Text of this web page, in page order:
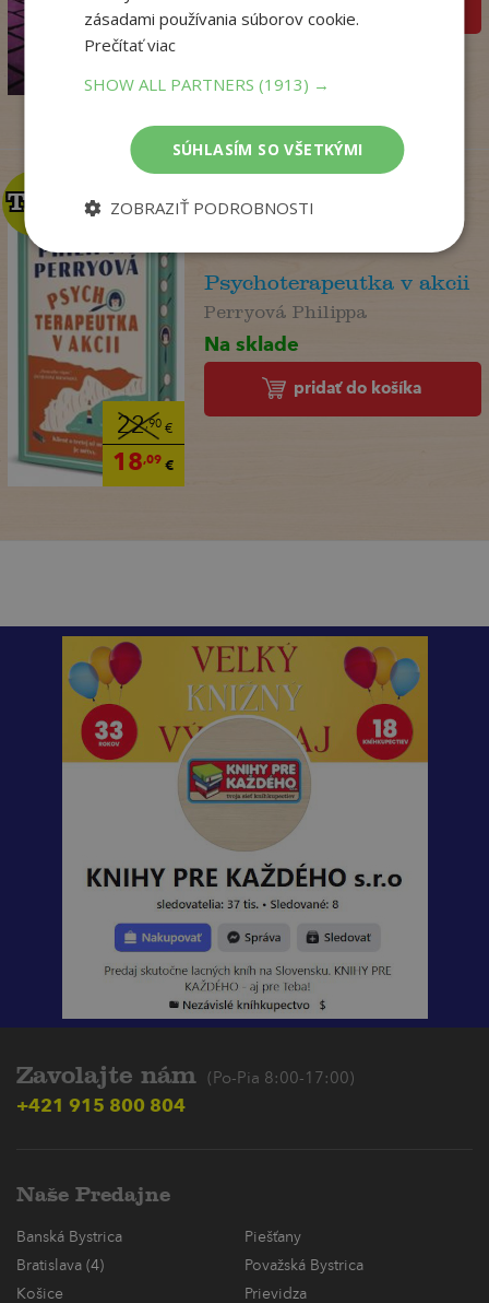
14 ,95
22,90€
18,09€
TOP
TOP
Psychoterapeutka v akcii
Perryová Philippa
Na sklade
pridať do košíka
Zavolajte nám (Po-Pia 8:00-17:00)
+421 915 800 804
Naše Predajne
Banská Bystrica
Piešťany
Bratislava (4)
Považská Bystrica
Košice
Prievidza
zásadami používania súborov cookie.
Prečítať viac
SHOW ALL PARTNERS(1913) →
SÚHLASÍM SO VŠETKÝMI
ZOBRAZIŤ PODROBNOSTI